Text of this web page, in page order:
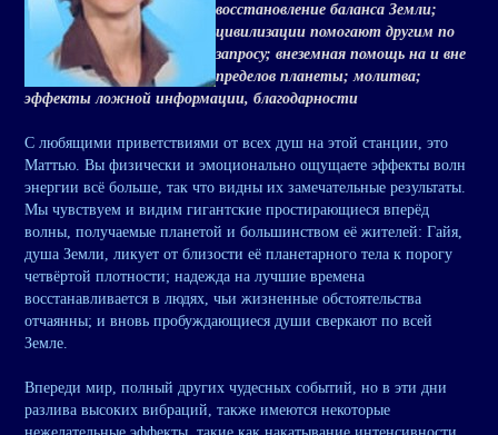
восстановление баланса Земли;
цивилизации помогают другим по
запросу; внеземная помощь на и вне
пределов планеты; молитва;
эффекты ложной информации, благодарности
С любящими приветствиями от всех душ на этой станции, это
Маттью. Вы физически и эмоционально ощущаете эффекты волн
энергии всё больше, так что видны их замечательные результаты.
Мы чувствуем и видим гигантские простирающиеся вперёд
волны, получаемые планетой и большинством её жителей: Гайя,
душа Земли, ликует от близости её планетарного тела к порогу
четвёртой плотности; надежда на лучшие времена
восстанавливается в людях, чьи жизненные обстоятельства
отчаянны; и вновь пробуждающиеся души сверкают по всей
Земле.
Впереди мир, полный других чудесных событий, но в эти дни
разлива высоких вибраций, также имеются некоторые